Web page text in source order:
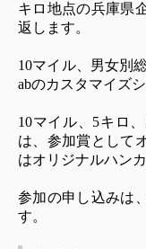
キロ地点の兵庫県
返します。
10マイル、男女別
abのカスタマイズ
10マイル、5キロ
は、参加賞として
はオリジナルハン
参加の申し込みは
す。